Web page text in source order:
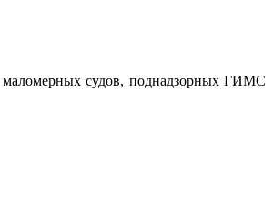
маломерных судов, поднадзорных ГИМС